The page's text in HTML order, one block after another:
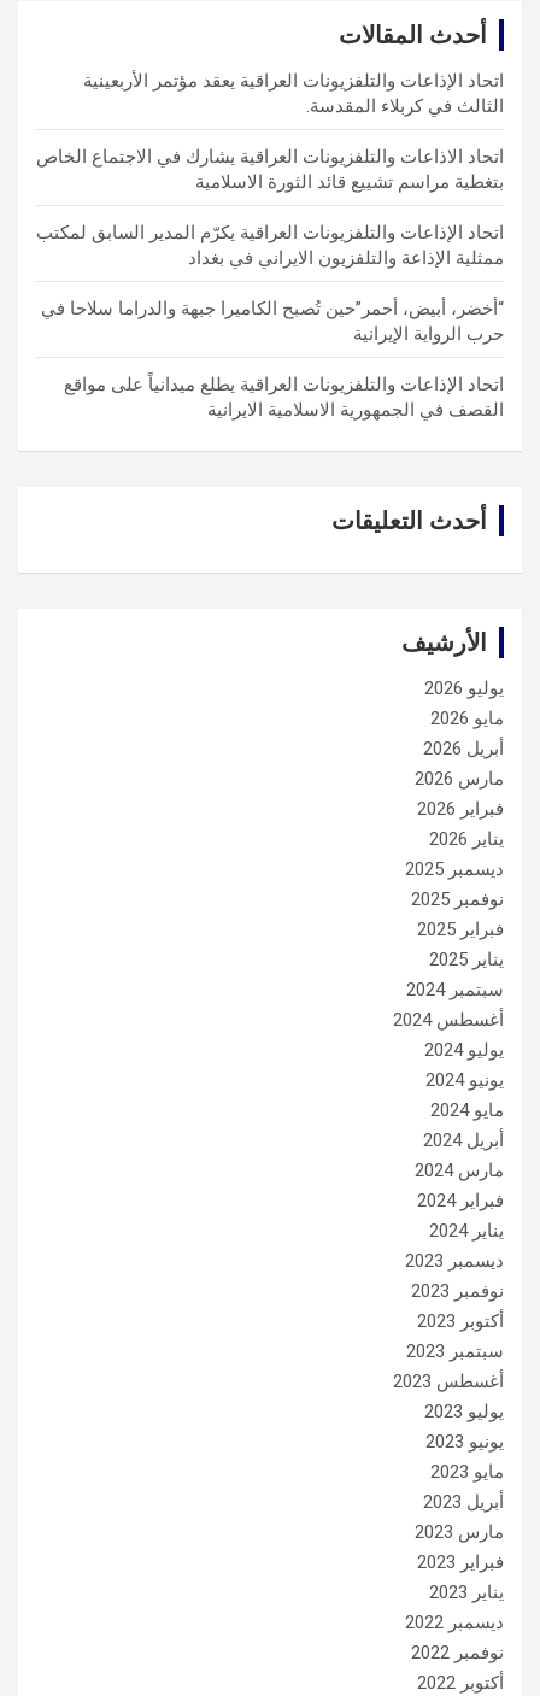
أحدث المقالات
اتحاد الإذاعات والتلفزيونات العراقية يعقد مؤتمر الأربعينية
الثالث في كربلاء المقدسة.
اتحاد الاذاعات والتلفزيونات العراقية يشارك في الاجتماع الخاص
بتغطية مراسم تشييع قائد الثورة الاسلامية
اتحاد الإذاعات والتلفزيونات العراقية يكرّم المدير السابق لمكتب
ممثلية الإذاعة والتلفزيون الايراني في بغداد
“أخضر، أبيض، أحمر”حين تُصبح الكاميرا جبهة والدراما سلاحا في
حرب الرواية الإيرانية
اتحاد الإذاعات والتلفزيونات العراقية يطلع ميدانياً على مواقع
القصف في الجمهورية الاسلامية الايرانية
أحدث التعليقات
الأرشيف
يوليو 2026
مايو 2026
أبريل 2026
مارس 2026
فبراير 2026
يناير 2026
ديسمبر 2025
نوفمبر 2025
فبراير 2025
يناير 2025
سبتمبر 2024
أغسطس 2024
يوليو 2024
يونيو 2024
مايو 2024
أبريل 2024
مارس 2024
فبراير 2024
يناير 2024
ديسمبر 2023
نوفمبر 2023
أكتوبر 2023
سبتمبر 2023
أغسطس 2023
يوليو 2023
يونيو 2023
مايو 2023
أبريل 2023
مارس 2023
فبراير 2023
يناير 2023
ديسمبر 2022
نوفمبر 2022
أكتوبر 2022